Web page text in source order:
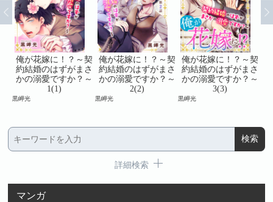
俺が花嫁に！？～契
約結婚のはずがまさ
かの溺愛ですか？～
1(1)
黒岬光
俺が花嫁に！？～契
約結婚のはずがまさ
かの溺愛ですか？～
2(2)
黒岬光
俺が花嫁に！？～契
約結婚のはずがまさ
かの溺愛ですか？～
3(3)
黒岬光
詳細検索
マンガ